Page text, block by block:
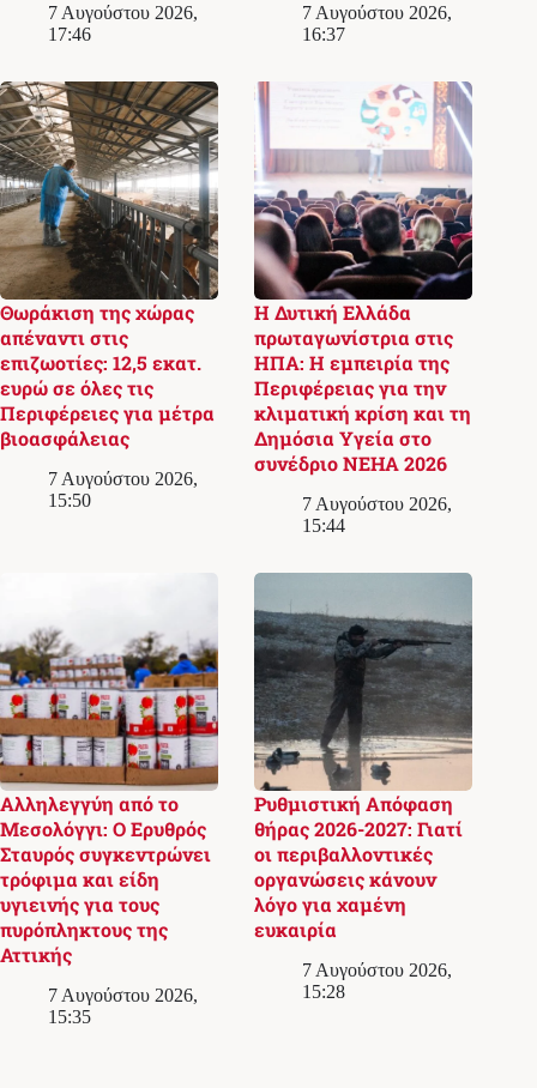
7 Αυγούστου 2026,
17:46
7 Αυγούστου 2026,
16:37
Θωράκιση της χώρας
απέναντι στις
επιζωοτίες: 12,5 εκατ.
ευρώ σε όλες τις
Περιφέρειες για μέτρα
βιοασφάλειας
7 Αυγούστου 2026,
15:50
Η Δυτική Ελλάδα
πρωταγωνίστρια στις
ΗΠΑ: Η εμπειρία της
Περιφέρειας για την
κλιματική κρίση και τη
Δημόσια Υγεία στο
συνέδριο NEHA 2026
7 Αυγούστου 2026,
15:44
Αλληλεγγύη από το
Μεσολόγγι: Ο Ερυθρός
Σταυρός συγκεντρώνει
τρόφιμα και είδη
υγιεινής για τους
πυρόπληκτους της
Αττικής
7 Αυγούστου 2026,
15:35
Ρυθμιστική Απόφαση
θήρας 2026-2027: Γιατί
οι περιβαλλοντικές
οργανώσεις κάνουν
λόγο για χαμένη
ευκαιρία
7 Αυγούστου 2026,
15:28